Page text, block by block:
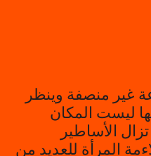
غير منصفة وينظر
ليست المكان
الأساطير
المرأة للعديد من